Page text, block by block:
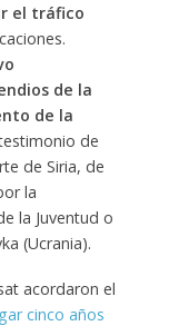
el tráfico
de la
de la
de
de Siria, de
la
la Juventud o
(Ucrania).
acordaron el
cinco años